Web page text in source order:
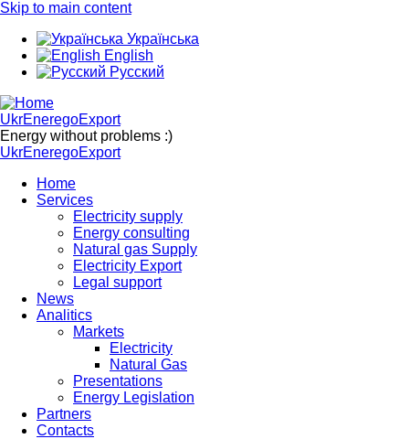
Skip to main content
Українська
English
Русский
UkrEneregoExport
Energy without problems :)
UkrEneregoExport
Home
Services
Electricity supply
Energy consulting
Natural gas Supply
Electricity Export
Legal support
News
Analitics
Markets
Electricity
Natural Gas
Presentations
Energy Legislation
Partners
Contacts